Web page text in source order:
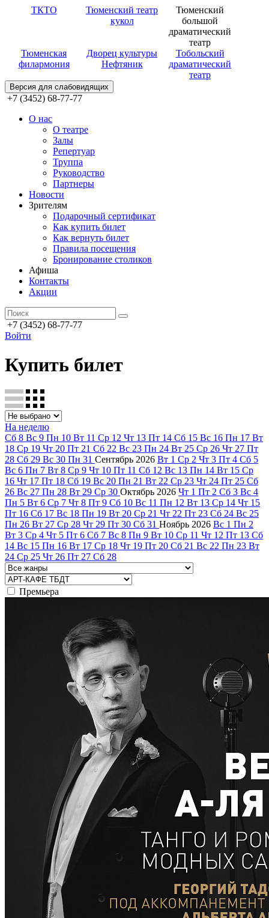
ТКТО
Тюменский театр
кукол
Тюменский
большой
драматический
театр
Тюменская
филармония
Дворец культуры
Нефтяник
Тобольский
драматический
театр
Версия для слабовидящих
+7 (3452) 68-77-77
О нас
О театре
Залы
Репертуар
Труппа
Руководство
Партнеры
Новости
Зрителям
Подарочный сертификат
Как купить билет
Как вернуть билет
Правила посещения
Бронирование столиков
Афиша
Контакты
Акции
+7 (3452) 68-77-77
Войти
Купить билет
На неделю
Сб 8 Вс 9 Пн 10 Вт 11 Ср 12 Чт 13 Пт 14 Сб 15 Вс 16 Пн 17 Вт
18 Ср 19 Чт 20 Пт 21 Сб 22 Вс 23 Пн 24 Вт 25 Ср 26 Чт 27 Пт
28 Сб 29 Вс 30 Пн 31 Сентябрь 2026 Вт 1 Ср 2 Чт 3 Пт 4 Сб 5
Вс 6 Пн 7 Вт 8 Ср 9 Чт 10 Пт 11 Сб 12 Вс 13 Пн 14 Вт 15 Ср
16 Чт 17 Пт 18 Сб 19 Вс 20 Пн 21 Вт 22 Ср 23 Чт 24 Пт 25 Сб
26 Вс 27 Пн 28 Вт 29 Ср 30 Октябрь 2026 Чт 1 Пт 2 Сб 3 Вс 4
Пн 5 Вт 6 Ср 7 Чт 8 Пт 9 Сб 10 Вс 11 Пн 12 Вт 13 Ср 14 Чт 15
Пт 16 Сб 17 Вс 18 Пн 19 Вт 20 Ср 21 Чт 22 Пт 23 Сб 24 Вс 25
Пн 26 Вт 27 Ср 28 Чт 29 Пт 30 Сб 31 Ноябрь 2026 Вс 1 Пн 2
Вт 3 Ср 4 Чт 5 Пт 6 Сб 7 Вс 8 Пн 9 Вт 10 Ср 11 Чт 12 Пт 13 Сб
14 Вс 15 Пн 16 Вт 17 Ср 18 Чт 19 Пт 20 Сб 21 Вс 22 Пн 23 Вт
24 Ср 25 Чт 26 Пт 27 Сб 28
Премьера